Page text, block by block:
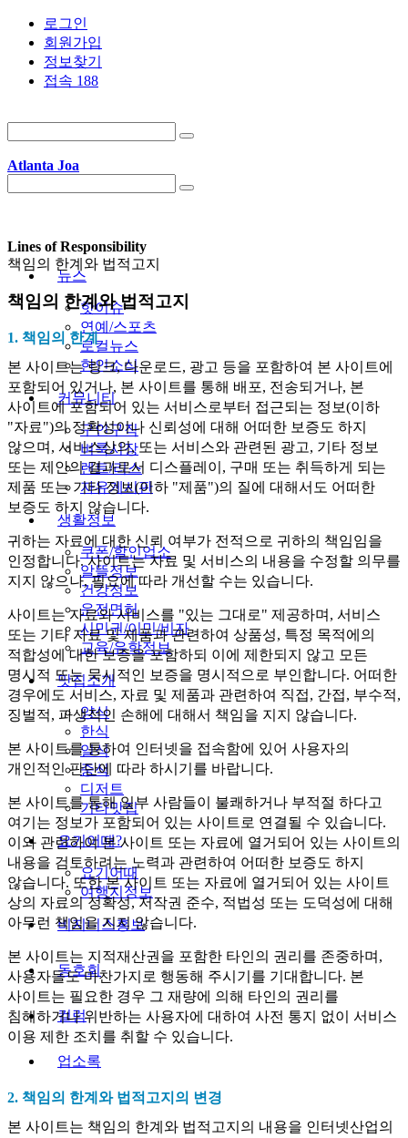
로그인
회원가입
정보찾기
접속 188
Atlanta Joa
뉴스
핫이슈
연예/스포츠
로컬뉴스
한인소식
커뮤니티
구인구직
벼룩시장
렌트/리스
자유게시판
생활정보
쿠폰/할인업소
알뜰정보
건강정보
운전면허
시민권/이민/비자
교육/유학정보
맛집소개
양식
한식
일식
중식
디저트
기타맛집
요기어때?
요기어때
여행지정보
비지니스홍보
동호회
컬럼
업소록
Lines of Responsibility
책임의 한계와 법적고지
책임의 한계와 법적고지
1. 책임의 한계
본 사이트는 링크, 다운로드, 광고 등을 포함하여 본 사이트에
포함되어 있거나, 본 사이트를 통해 배포, 전송되거나, 본
사이트에 포함되어 있는 서비스로부터 접근되는 정보(이하
"자료")의 정확성이나 신뢰성에 대해 어떠한 보증도 하지
않으며, 서비스상의, 또는 서비스와 관련된 광고, 기타 정보
또는 제안의 결과로서 디스플레이, 구매 또는 취득하게 되는
제품 또는 기타 정보(이하 "제품")의 질에 대해서도 어떠한
보증도 하지 않습니다.
귀하는 자료에 대한 신뢰 여부가 전적으로 귀하의 책임임을
인정합니다. 사이트는 자료 및 서비스의 내용을 수정할 의무를
지지 않으나, 필요에 따라 개선할 수는 있습니다.
사이트는 자료와 서비스를 "있는 그대로" 제공하며, 서비스
또는 기타 자료 및 제품과 관련하여 상품성, 특정 목적에의
적합성에 대한 보증을 포함하되 이에 제한되지 않고 모든
명시적 또는 묵시적인 보증을 명시적으로 부인합니다. 어떠한
경우에도 서비스, 자료 및 제품과 관련하여 직접, 간접, 부수적,
징벌적, 파생적인 손해에 대해서 책임을 지지 않습니다.
본 사이트를 통하여 인터넷을 접속함에 있어 사용자의
개인적인 판단에 따라 하시기를 바랍니다.
본 사이트를 통해 일부 사람들이 불쾌하거나 부적절 하다고
여기는 정보가 포함되어 있는 사이트로 연결될 수 있습니다.
이와 관련하여 본 사이트 또는 자료에 열거되어 있는 사이트의
내용을 검토하려는 노력과 관련하여 어떠한 보증도 하지
않습니다. 또한 본 사이트 또는 자료에 열거되어 있는 사이트
상의 자료의 정확성, 저작권 준수, 적법성 또는 도덕성에 대해
아무런 책임을 지지 않습니다.
본 사이트는 지적재산권을 포함한 타인의 권리를 존중하며,
사용자들도 마찬가지로 행동해 주시기를 기대합니다. 본
사이트는 필요한 경우 그 재량에 의해 타인의 권리를
침해하거나 위반하는 사용자에 대하여 사전 통지 없이 서비스
이용 제한 조치를 취할 수 있습니다.
2. 책임의 한계와 법적고지의 변경
본 사이트는 책임의 한계와 법적고지의 내용을 인터넷산업의